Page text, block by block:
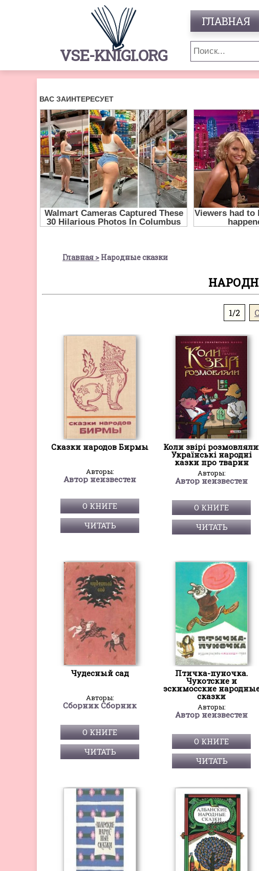
VSE-KNIGI.ORG
ГЛАВНАЯ
Главная Народные сказки
1/2
Сказки народов Бирмы
Авторы:
Автор неизвестен
О КНИГЕ
ЧИТАТЬ
Коли звірі
Українські народні
казки про тварин
Авторы:
Автор неизвестен
О КНИГЕ
ЧИТАТЬ
Чудесный сад
Авторы:
Сборник Сборник
О КНИГЕ
ЧИТАТЬ
Птичка-пуночка.
Чукотские и
эскимосские
сказки
Авторы:
Автор неизвестен
О КНИГЕ
ЧИТАТЬ